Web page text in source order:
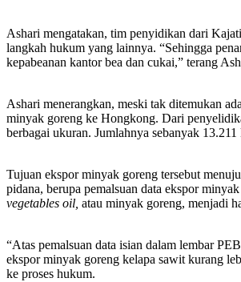
Ashari mengatakan, tim penyidikan dari
langkah hukum yang lainnya. “Sehingga
kepabeanan kantor bea dan cukai,” terang
Ashari menerangkan, meski tak ditemukan
minyak goreng ke Hongkong. Dari
berbagai ukuran. Jumlahnya sebanyak
Tujuan ekspor minyak goreng tersebut
pidana, berupa pemalsuan data ekspor
vegetables oil, atau minyak goreng, menjadi
“Atas pemalsuan data isian dalam lembar
ekspor minyak goreng kelapa sawit kurang
ke proses hukum.